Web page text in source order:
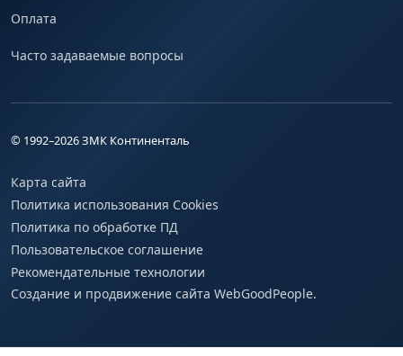
Оплата
Часто задаваемые вопросы
© 1992–2026ЗМК Континенталь
Карта сайта
Политика использования Cookies
Политика по обработке ПД
Пользовательское соглашение
Рекомендательные технологии
Создание и продвижение сайта WebGoodPeople.